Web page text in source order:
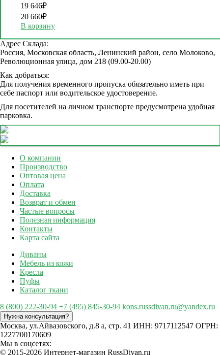
19 646₽
20 660₽
В корзину
Адрес Склада:
Россия, Московская область, Ленинский район, село Молоково,
Революционная улица, дом 218 (09.00-20.00)
Как добраться:
Для получения временного пропуска обязательно иметь при
себе паспорт или водительское удостоверение.
Для посетителей на личном транспорте предусмотрена удобная
парковка.
О компании
Производство
Оптовая цена
Оплата
Доставка
Возврат и обмен
Частые вопросы
Полезная информация
Контакты
Карта сайта
Диваны
Мебель из кожи
Кресла
Пуфы
Каталог ткани
8 (800) 222-30-94 +7 (495) 845-30-94 kons.russdivan.ru@yandex.ru
Нужна консультация?
Москва, ул.Айвазовского, д.8 а, стр. 41 ИНН: 9717112547 ОГРН:
1227700170609
Мы в соцсетях:
© 2015-2026 Интернет-магазин RussDivan.ru